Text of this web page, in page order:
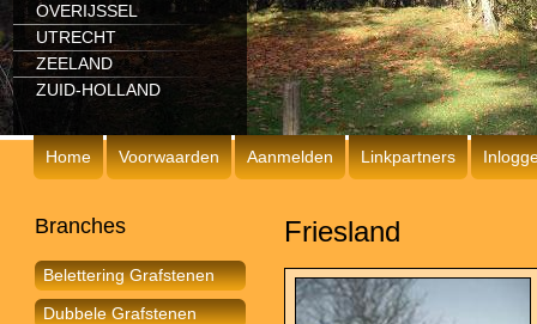
OVERIJSSEL
UTRECHT
ZEELAND
ZUID-HOLLAND
Home Voorwaarden Aanmelden Linkpartners
Branches
Belettering Grafstenen
Dubbele Grafstenen
Friesland